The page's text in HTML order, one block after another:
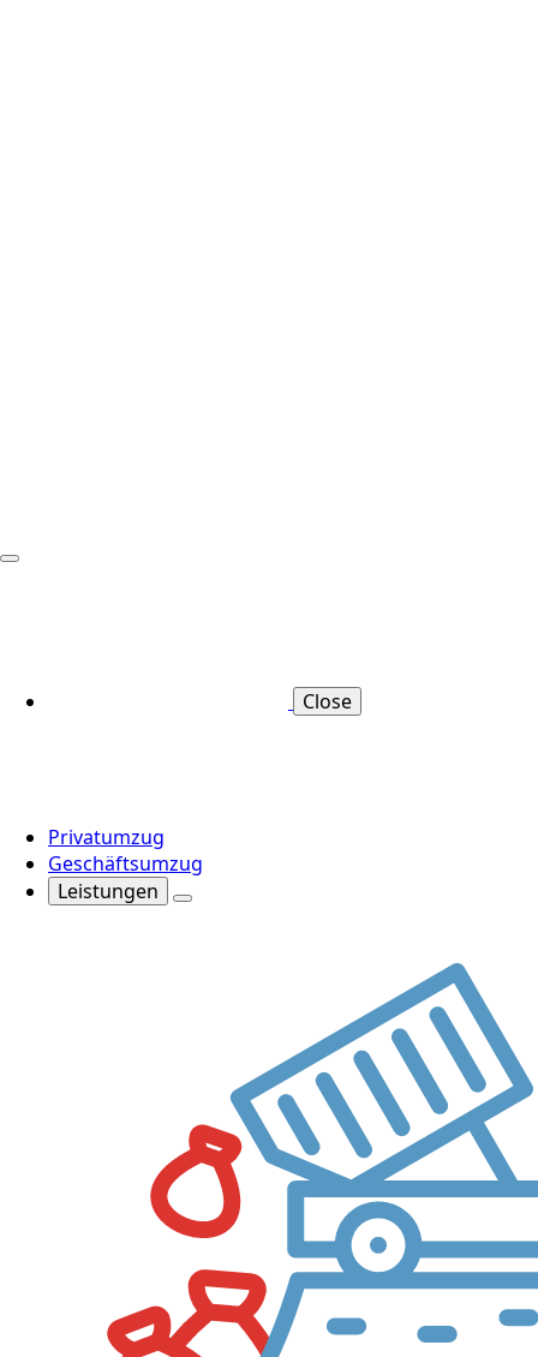
Close
Privatumzug
Geschäftsumzug
Leistungen